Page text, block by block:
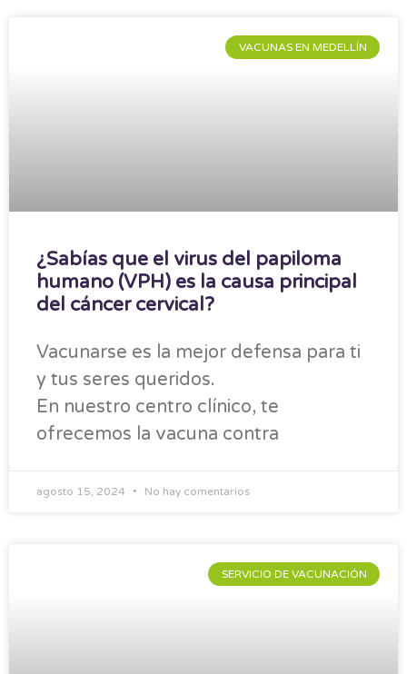
VACUNAS EN MEDELLÍN
¿Sabías que el virus del papiloma
humano (VPH) es la causa principal
del cáncer cervical?
Vacunarse es la mejor defensa para ti
y tus seres queridos.
En nuestro centro clínico, te
ofrecemos la vacuna contra
agosto 15, 2024 No hay comentarios
SERVICIO DE VACUNACIÓN